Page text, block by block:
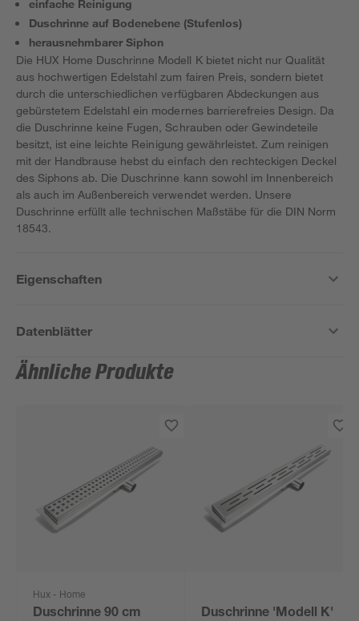
einfache Reinigung
Duschrinne auf Bodenebene (Stufenlos)
herausnehmbarer Siphon
Die HUX Home Duschrinne Modell K bietet nicht nur Qualität
aus hochwertigen Edelstahl zum fairen Preis, sondern bietet
durch die unterschiedlichen verfügbaren Abdeckungen aus
gebürstetem Edelstahl ein modernes barrierefreies Design. Da
die Duschrinne keine Fugen, Schrauben oder Gewindeteile
besitzt, ist eine leichte Reinigung gewährleistet. Zum reinigen
mit der Handbrause hebst du einfach den rechteckigen Deckel
des Siphons ab. Die Duschrinne kann sowohl im Innenbereich
als auch im Außenbereich verwendet werden. Unsere
Duschrinne erfüllt alle technischen Maßstäbe für die DIN Norm
18543.
Eigenschaften
Datenblätter
Ähnliche Produkte
Hux - Home
Duschrinne 90 cm
Duschrinne 'Modell K'